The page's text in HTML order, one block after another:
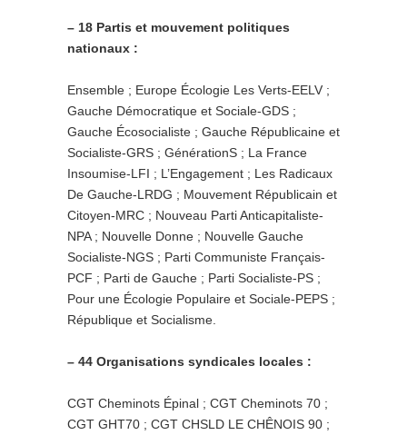
– 18 Partis et mouvement politiques
nationaux :
Ensemble ; Europe Écologie Les Verts-EELV ;
Gauche Démocratique et Sociale-GDS ;
Gauche Écosocialiste ; Gauche Républicaine et
Socialiste-GRS ; GénérationS ; La France
Insoumise-LFI ; L’Engagement ; Les Radicaux
De Gauche-LRDG ; Mouvement Républicain et
Citoyen-MRC ; Nouveau Parti Anticapitaliste-
NPA ; Nouvelle Donne ; Nouvelle Gauche
Socialiste-NGS ; Parti Communiste Français-
PCF ; Parti de Gauche ; Parti Socialiste-PS ;
Pour une Écologie Populaire et Sociale-PEPS ;
République et Socialisme.
– 44 Organisations syndicales locales :
CGT Cheminots Épinal ; CGT Cheminots 70 ;
CGT GHT70 ; CGT CHSLD LE CHÊNOIS 90 ;